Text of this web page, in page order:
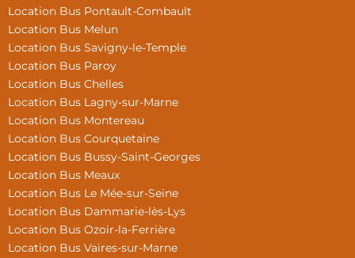
Location Bus Pontault-Combault
Location Bus Melun
Location Bus Savigny-le-Temple
Location Bus Paroy
Location Bus Chelles
Location Bus Lagny-sur-Marne
Location Bus Montereau
Location Bus Courquetaine
Location Bus Bussy-Saint-Georges
Location Bus Meaux
Location Bus Le Mée-sur-Seine
Location Bus Dammarie-lès-Lys
Location Bus Ozoir-la-Ferrière
Location Bus Vaires-sur-Marne